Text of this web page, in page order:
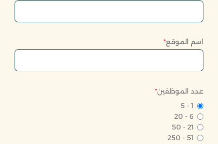
اسم الموقع*
عدد الموظفين*
1 - 5
6 - 20
21 - 50
51 - 250